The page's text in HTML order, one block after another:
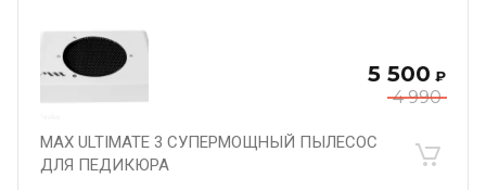
4 990
5 500 ₽
MAX ULTIMATE 3 СУПЕРМОЩНЫЙ ПЫЛЕСОС
ДЛЯ ПЕДИКЮРА